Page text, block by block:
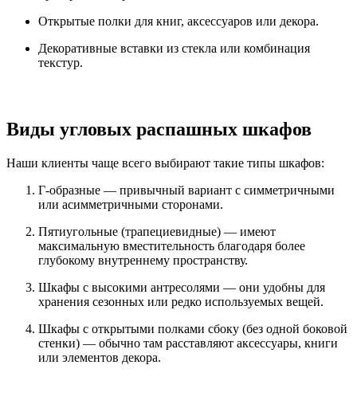
Открытые полки для книг, аксессуаров или декора.
Декоративные вставки из стекла или комбинация
текстур.
Виды угловых распашных шкафов
Наши клиенты чаще всего выбирают такие типы шкафов:
Г-образные — привычный вариант с симметричными
или асимметричными сторонами.
Пятиугольные (трапециевидные) — имеют
максимальную вместительность благодаря более
глубокому внутреннему пространству.
Шкафы с высокими антресолями — они удобны для
хранения сезонных или редко используемых вещей.
Шкафы с открытыми полками сбоку (без одной боковой
стенки) — обычно там расставляют аксессуары, книги
или элементов декора.